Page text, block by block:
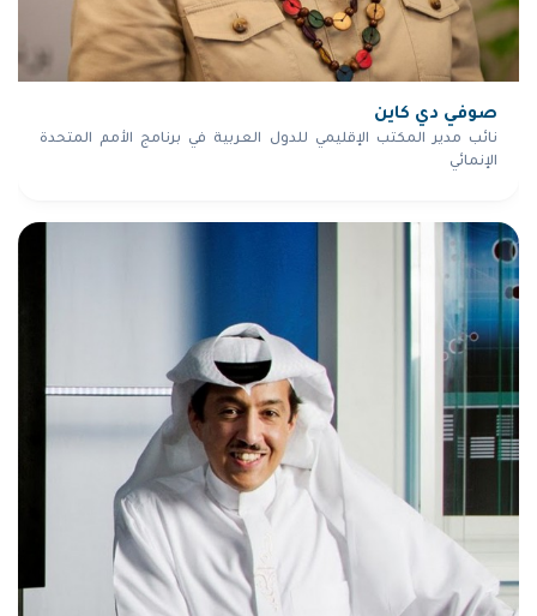
صوفي دي كاين
نائب مدير المكتب الإقليمي للدول العربية في برنامج الأمم المتحدة
الإنمائي